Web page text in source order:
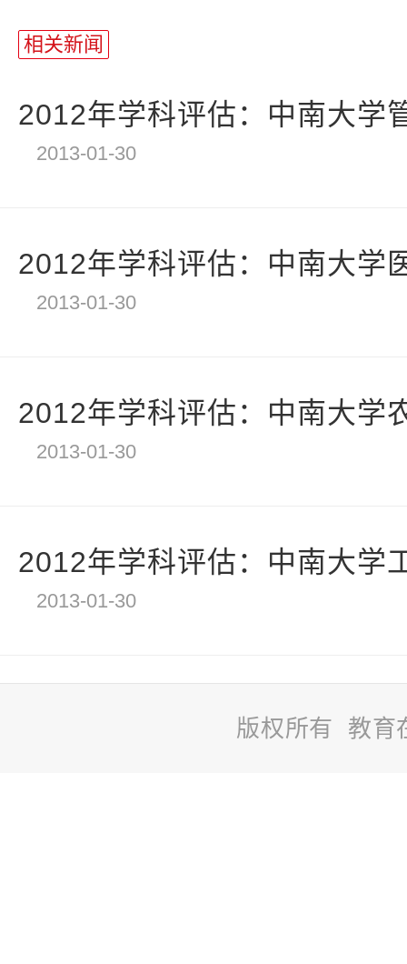
相关新闻
2012年学科评估：中南大学
2013-01-30
2012年学科评估：中南大学
2013-01-30
2012年学科评估：中南大学
2013-01-30
2012年学科评估：中南大学
2013-01-30
版权所有 教育